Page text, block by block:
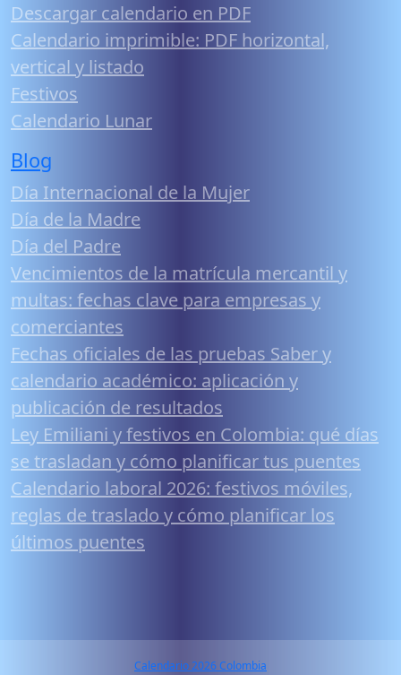
Descargar calendario en PDF
Calendario imprimible: PDF horizontal,
vertical y listado
Festivos
Calendario Lunar
Blog
Día Internacional de la Mujer
Día de la Madre
Día del Padre
Vencimientos de la matrícula mercantil y
multas: fechas clave para empresas y
comerciantes
Fechas oficiales de las pruebas Saber y
calendario académico: aplicación y
publicación de resultados
Ley Emiliani y festivos en Colombia: qué días
se trasladan y cómo planificar tus puentes
Calendario laboral 2026: festivos móviles,
reglas de traslado y cómo planificar los
últimos puentes
Calendario 2026 Colombia